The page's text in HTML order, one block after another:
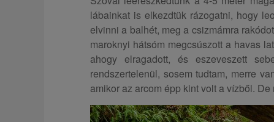
lábainkat is elkezdtük rázogatni, hogy
elvinni a balhét, meg a csizmámra
maroknyi hátsóm megcsúszott a havas
ahogy elragadott, és eszeveszett
rendszertelenül, sosem tudtam, merre
amikor az arcom épp kint volt a vízből.